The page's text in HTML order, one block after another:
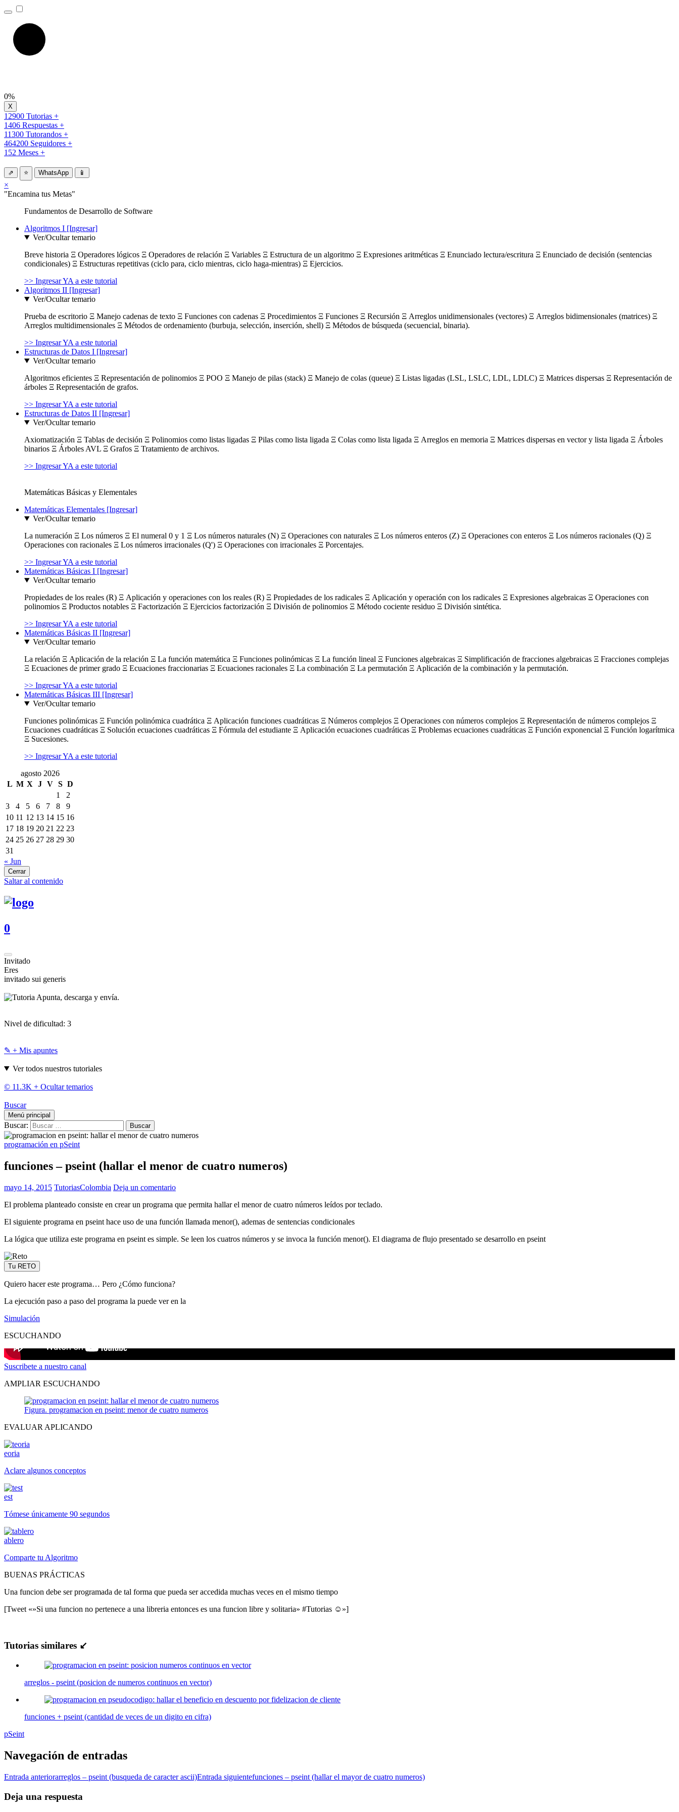
0%
12900 Tutorias +
1406 Respuestas +
11300 Tutorandos +
464200 Seguidores +
152 Meses +
⇗ ⭐ WhatsApp 📱
×
"Encamina tus Metas"
Fundamentos de Desarrollo de Software
Algoritmos I [Ingresar]
Ver/Ocultar temario
Breve historia Ξ Operadores lógicos Ξ Operadores de relación Ξ Variables Ξ Estructura de un algoritmo Ξ Expresiones aritméticas Ξ Enunciado lectura/escritura Ξ Enunciado de decisión (sentencias
condicionales) Ξ Estructuras repetitivas (ciclo para, ciclo mientras, ciclo haga-mientras) Ξ Ejercicios.
>> Ingresar YA a este tutorial
Algoritmos II [Ingresar]
Ver/Ocultar temario
Prueba de escritorio Ξ Manejo cadenas de texto Ξ Funciones con cadenas Ξ Procedimientos Ξ Funciones Ξ Recursión Ξ Arreglos unidimensionales (vectores) Ξ Arreglos bidimensionales (matrices) Ξ
Arreglos multidimensionales Ξ Métodos de ordenamiento (burbuja, selección, inserción, shell) Ξ Métodos de búsqueda (secuencial, binaria).
>> Ingresar YA a este tutorial
Estructuras de Datos I [Ingresar]
Ver/Ocultar temario
Algoritmos eficientes Ξ Representación de polinomios Ξ POO Ξ Manejo de pilas (stack) Ξ Manejo de colas (queue) Ξ Listas ligadas (LSL, LSLC, LDL, LDLC) Ξ Matrices dispersas Ξ Representación de
árboles Ξ Representación de grafos.
>> Ingresar YA a este tutorial
Estructuras de Datos II [Ingresar]
Ver/Ocultar temario
Axiomatización Ξ Tablas de decisión Ξ Polinomios como listas ligadas Ξ Pilas como lista ligada Ξ Colas como lista ligada Ξ Arreglos en memoria Ξ Matrices dispersas en vector y lista ligada Ξ Árboles
binarios Ξ Árboles AVL Ξ Grafos Ξ Tratamiento de archivos.
>> Ingresar YA a este tutorial
Matemáticas Básicas y Elementales
Matemáticas Elementales [Ingresar]
Ver/Ocultar temario
La numeración Ξ Los números Ξ El numeral 0 y 1 Ξ Los números naturales (N) Ξ Operaciones con naturales Ξ Los números enteros (Z) Ξ Operaciones con enteros Ξ Los números racionales (Q) Ξ
Operaciones con racionales Ξ Los números irracionales (Q') Ξ Operaciones con irracionales Ξ Porcentajes.
>> Ingresar YA a este tutorial
Matemáticas Básicas I [Ingresar]
Ver/Ocultar temario
Propiedades de los reales (R) Ξ Aplicación y operaciones con los reales (R) Ξ Propiedades de los radicales Ξ Aplicación y operación con los radicales Ξ Expresiones algebraicas Ξ Operaciones con
polinomios Ξ Productos notables Ξ Factorización Ξ Ejercicios factorización Ξ División de polinomios Ξ Método cociente residuo Ξ División sintética.
>> Ingresar YA a este tutorial
Matemáticas Básicas II [Ingresar]
Ver/Ocultar temario
La relación Ξ Aplicación de la relación Ξ La función matemática Ξ Funciones polinómicas Ξ La función lineal Ξ Funciones algebraicas Ξ Simplificación de fracciones algebraicas Ξ Fracciones complejas
Ξ Ecuaciones de primer grado Ξ Ecuaciones fraccionarias Ξ Ecuaciones racionales Ξ La combinación Ξ La permutación Ξ Aplicación de la combinación y la permutación.
>> Ingresar YA a este tutorial
Matemáticas Básicas III [Ingresar]
Ver/Ocultar temario
Funciones polinómicas Ξ Función polinómica cuadrática Ξ Aplicación funciones cuadráticas Ξ Números complejos Ξ Operaciones con números complejos Ξ Representación de números complejos Ξ
Ecuaciones cuadráticas Ξ Solución ecuaciones cuadráticas Ξ Fórmula del estudiante Ξ Aplicación ecuaciones cuadráticas Ξ Problemas ecuaciones cuadráticas Ξ Función exponencial Ξ Función logarítmica
Ξ Sucesiones.
>> Ingresar YA a este tutorial
agosto 2026
L M X J V S D
1
2
3
4 5 6 7 8
9
10 11 12 13 14 15 16
17 18 19 20 21 22 23
24 25 26 27 28 29 30
31
« Jun
Cerrar
Saltar al contenido
0
Invitado
Eres
invitado sui generis
Apunta, descarga y envía.
Nivel de dificultad: 3
✎ + Mis apuntes
Ver todos nuestros tutoriales
© 11.3K + Ocultar temarios
Buscar
Menú principal
Buscar:
programación en pSeint
funciones – pseint (hallar el menor de cuatro numeros)
mayo 14, 2015 TutoriasColombia Deja un comentario
El problema planteado consiste en crear un programa que permita hallar el menor de cuatro números leídos por teclado.
El siguiente programa en pseint hace uso de una función llamada menor(), ademas de sentencias condicionales
La lógica que utiliza este programa en pseint es simple. Se leen los cuatros números y se invoca la función menor(). El diagrama de flujo presentado se desarrollo en pseint
Tu RETO
Quiero hacer este programa… Pero ¿Cómo funciona?
La ejecución paso a paso del programa la puede ver en la
Simulación
ESCUCHANDO
Suscribete a nuestro canal
AMPLIAR ESCUCHANDO
Figura. programacion en pseint: menor de cuatro numeros
EVALUAR APLICANDO
eoria
Aclare algunos conceptos
est
Tómese únicamente 90 segundos
ablero
Comparte tu Algoritmo
BUENAS PRÁCTICAS
Una funcion debe ser programada de tal forma que pueda ser accedida muchas veces en el mismo tiempo
[Tweet «»Si una funcion no pertenece a una libreria entonces es una funcion libre y solitaria» #Tutorias ☺»]
Tutorias similares ↙
arreglos - pseint (posicion de numeros continuos en vector)
funciones + pseint (cantidad de veces de un digito en cifra)
pSeint
Navegación de entradas
Entrada anteriorarreglos – pseint (busqueda de caracter ascii)Entrada siguientefunciones – pseint (hallar el mayor de cuatro numeros)
Deja una respuesta